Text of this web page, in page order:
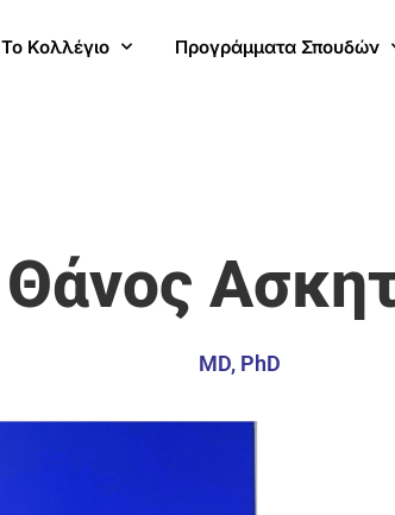
Το Κολλέγιο Προγράμματα Σπουδών
Θάνος
MD, PhD